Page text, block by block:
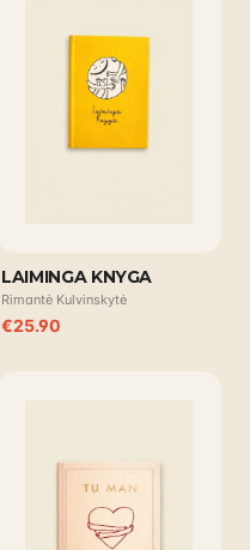
LAIMINGA KNYGA
Rimantė Kulvinskytė
€25.90